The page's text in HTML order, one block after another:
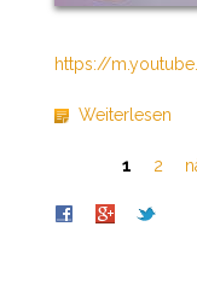
https://
Weiterlesen
I
1 2